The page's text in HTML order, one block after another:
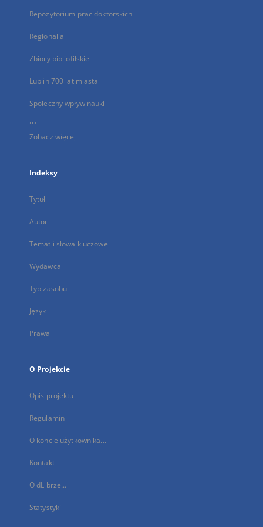
Repozytorium prac doktorskich
Regionalia
Zbiory bibliofilskie
Lublin 700 lat miasta
Społeczny wpływ nauki
...
Zobacz więcej
Indeksy
Tytuł
Autor
Temat i słowa kluczowe
Wydawca
Typ zasobu
Język
Prawa
O Projekcie
Opis projektu
Regulamin
O koncie użytkownika...
Kontakt
O dLibrze...
Statystyki